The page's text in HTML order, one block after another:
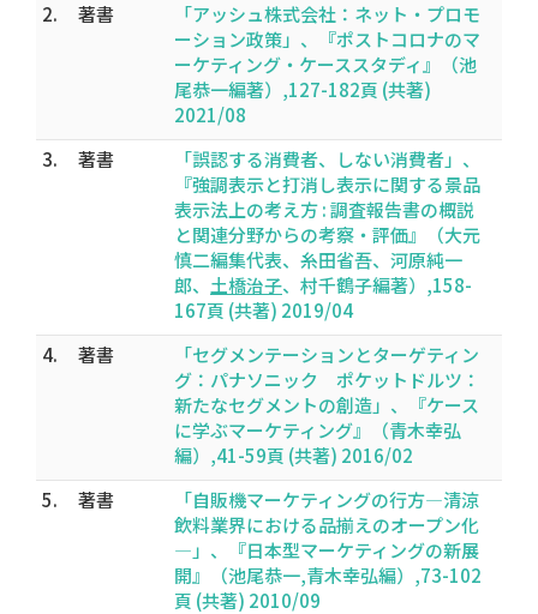
2.
著書
「アッシュ株式会社：ネット・プロモ
ーション政策」、『ポストコロナのマ
ーケティング・ケーススタディ』（池
尾恭一編著）,127-182頁 (共著)
2021/08
3.
著書
「誤認する消費者、しない消費者」、
『強調表示と打消し表示に関する景品
表示法上の考え方 : 調査報告書の概説
と関連分野からの考察・評価』（大元
慎二編集代表、糸田省吾、河原純一
郎、 土橋治子、村千鶴子編著）,158-
167頁 (共著) 2019/04
4.
著書
「セグメンテーションとターゲティン
グ：パナソニック ポケットドルツ：
新たなセグメントの創造」、『ケース
に学ぶマーケティング』（青木幸弘
編）,41-59頁 (共著) 2016/02
5.
著書
「自販機マーケティングの行方―清涼
飲料業界における品揃えのオープン化
―」、『日本型マーケティングの新展
開』（池尾恭一,青木幸弘編）,73-102
頁 (共著) 2010/09